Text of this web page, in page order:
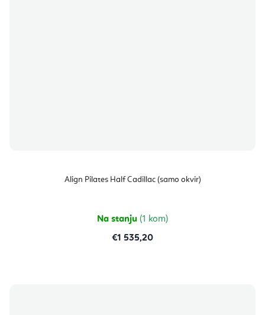
Align Pilates Half Cadillac (samo okvir)
Na stanju (1 kom)
€1 535,20